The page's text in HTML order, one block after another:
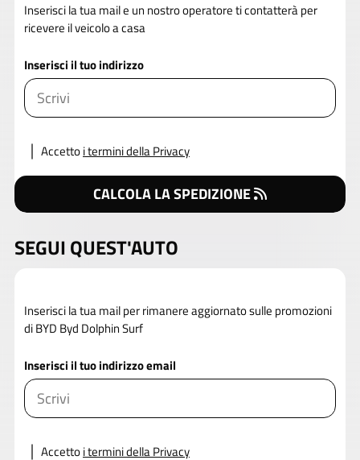
Inserisci la tua mail e un nostro operatore ti contatterà per
ricevere il veicolo a casa
Inserisci il tuo indirizzo
Accettoi termini della Privacy
CALCOLA LA SPEDIZIONE
SEGUI QUEST'AUTO
Inserisci la tua mail per rimanere aggiornato sulle promozioni
di BYD Byd Dolphin Surf
Inserisci il tuo indirizzo email
Accettoi termini della Privacy